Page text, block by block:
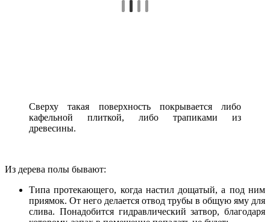
Сверху такая поверхность покрывается либо
кафельной плиткой, либо трапиками из
древесины.
Из дерева полы бывают:
Типа протекающего, когда настил дощатый, а под ним
приямок. От него делается отвод трубы в общую яму для
слива. Понадобится гидравлический затвор, благодаря